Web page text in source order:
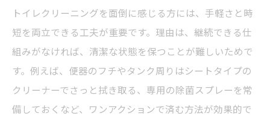
トイレクリーニングを面倒に感じる方には、手軽さと時
短を両立できる工夫が重要です。理由は、継続できる仕
組みがなければ、清潔な状態を保つことが難しいためで
す。例えば、便器のフチやタンク周りはシートタイプの
クリーナーでさっと拭き取る、専用の除菌スプレーを常
備しておくなど、ワンアクションで済む方法が効果的で